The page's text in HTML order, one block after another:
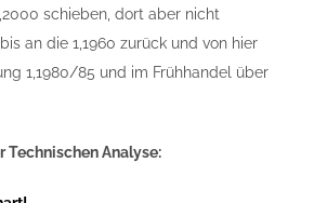
schieben, dort aber nicht
an die 1,1960 zurück und von hier
1,1980/85 und im Frühhandel über
Technischen Analyse: